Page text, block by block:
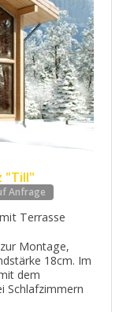
"Till"
Anfrage
Terrasse
Montage,
18cm. Im
dem
Schlafzimmern